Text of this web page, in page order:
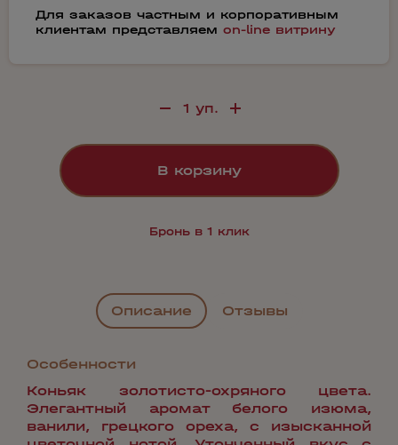
Для заказов частным и корпоративным
клиентам представляем on-line витрину
В корзину
Бронь в 1 клик
Описание Отзывы
Особенности
Коньяк золотисто-охряного цвета.
Элегантный аромат белого изюма,
ванили, грецкого ореха, с изысканной